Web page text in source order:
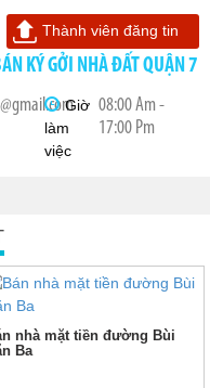
KÝ GỞI NHÀ ĐẤT QUẬN 7
Giờ
làm
việc
08:00 Am -
17:00 Pm
Thành viên đăng tin
nhà mặt tiền đường Bùi
Ba